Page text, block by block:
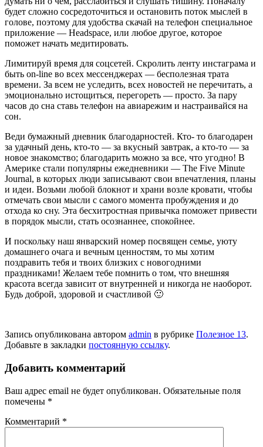
будет сложно сосредоточиться и остановить поток мыслей в
голове, поэтому для удобства скачай на телефон специальное
приложение — Headspace, или любое другое, которое
поможет начать меди­тировать.
Лимитируй время для соцсетей. Скролить ленту инстаграма и
быть on-line во всех мессенджерах — бесполезная трата
времени. За всем не уследить, всех новостей не перечитать, а
эмоционально истощиться, перегореть — просто. За пару
часов до сна ставь телефон на авиарежим и настраивайся на
сон.
Веди бумажный дневник благодарностей. Кто- то благодарен
за удачный день, кто-то — за вкусный завтрак, а кто-то — за
новое знакомство; благо­дарить можно за все, что угодно! В
Америке стали популярны ежедневники — The Five Minute
Journal, в которых люди записывают свои впечатления, планы
и идеи. Возьми любой блокнот и храни воз­ле кровати, чтобы
отмечать свои мысли с самого момента пробуждения и до
отхода ко сну. Эта бес­хитростная привычка поможет привести
в порядок мысли, стать осознаннее, спокойнее.
И поскольку наш январский номер посвящен семье, уюту
домашнего очага и вечным ценно­стям, то мы хотим
поздравить тебя и твоих близких с новогодними
праздниками! Желаем тебе пом­нить о том, что внешняя
красота всегда зависит от внутренней и никогда не наоборот.
Будь доброй, здоровой и счастливой 🙂
Запись опубликована автором admin в рубрике Полезное 13.
Добавьте в закладки постоянную ссылку.
Добавить комментарий
Ваш адрес email не будет опубликован. Обязательные поля
помечены *
Комментарий *